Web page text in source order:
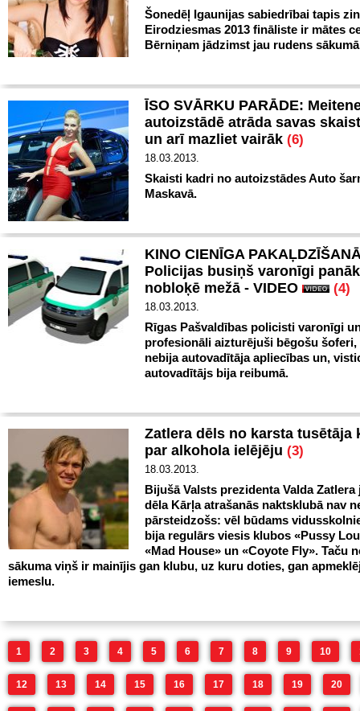
Šonedēļ Igaunijas sabiedrībai tapis
Eirodziesmas 2013 fināliste ir mātes
Bērniņam jādzimst jau rudens
ĪSO SVĀRKU PARĀDE:
autoizstādē atrāda savas
un arī mazliet vairāk (6)
18.03.2013.
Skaisti kadri no autoizstādes Auto
Maskavā.
KINO CIENĪGA
Policijas busiņš varonīgi
nobloķē mežā - VIDEO
(4)
18.03.2013.
Rīgas Pašvaldības policisti varonīgi
profesionāli aizturējuši bēgošu šoferi,
nebija autovadītāja apliecības un,
autovadītājs bija reibumā.
Zatlera dēls no karsta tusētāja
par alkohola ielējēju (3)
18.03.2013.
Bijušā Valsts prezidenta Valda Zatlera
dēla Kārļa atrašanās naktsklubā nav
pārsteidzošs: vēl būdams
bija regulārs viesis klubos «Pussy
«Mad House» un «Coyote Fly». Taču
sākuma viņš ir mainījis gan klubu, uz kuru doties, gan
iemeslu.
1 2 3 4 5 6 7 8 9 10
12 13 14 15 16 17 18 19 20